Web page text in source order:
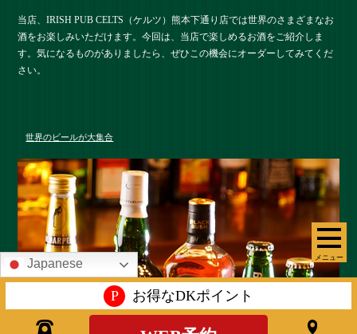
メニュー
当店、IRISH PUB CELTS（ケルツ）熊本下通り店では世界のさまざまなお
酒をお楽しみいただけます。今回は、当店で楽しめるお酒をご紹介しま
す。気になるものがありましたら、ぜひこの機会にオーダーしてみてくだ
さい。
世界のビールが大集合
Japanese
P お得なDKポイント